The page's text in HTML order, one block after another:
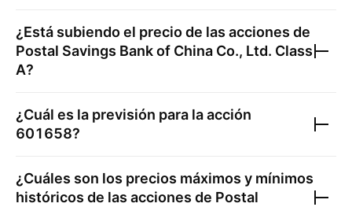
¿Está subiendo el precio de las acciones de
Postal Savings Bank of China Co., Ltd. Class
A?
¿Cuál es la previsión para la acción
601658?
¿Cuáles son los precios máximos y mínimos
históricos de las acciones de Postal